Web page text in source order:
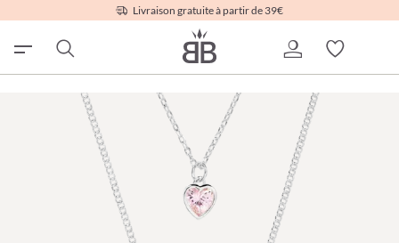
Livraison gratuite à partir de 39€